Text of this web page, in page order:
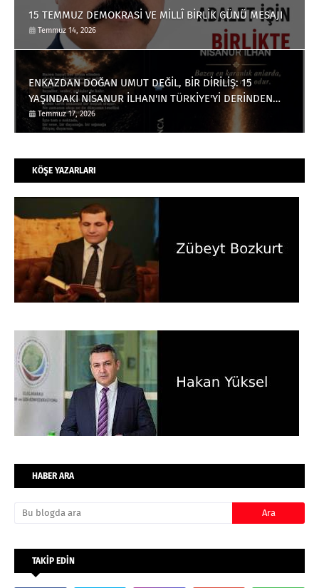
15 TEMMUZ DEMOKRASİ VE MİLLÎ BİRLİK GÜNÜ MESAJI
Temmuz 14, 2026
ENKAZDAN DOĞAN UMUT DEĞİL, BİR DİRİLİŞ: 15
YAŞINDAKİ NİSANUR İLHAN'IN TÜRKİYE'Yİ DERİNDEN
ETKİLEYECEK HİKÂYESİ
Temmuz 17, 2026
KÖŞE YAZARLARI
HABER ARA
TAKİP EDİN